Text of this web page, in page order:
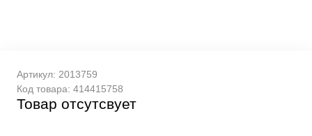
Артикул: 2013759
Код товара: 414415758
Товар отсутсвует